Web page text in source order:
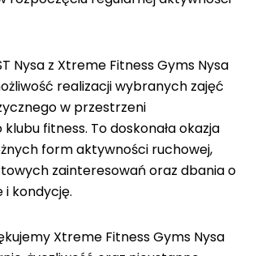
Nysa z Xtreme Fitness Gyms Nysa
realizacji wybranych zajęć
w przestrzeni
fitness. To doskonała okazja
form aktywności ruchowej,
zainteresowań oraz dbania o
i kondycję.
Xtreme Fitness Gyms Nysa